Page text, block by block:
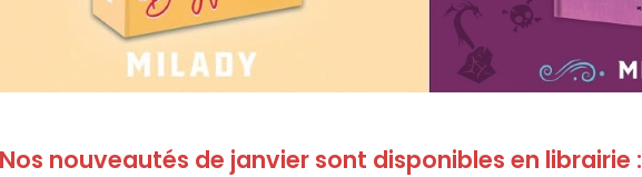
Nos nouveautés de janvier sont disponibles en librairie :